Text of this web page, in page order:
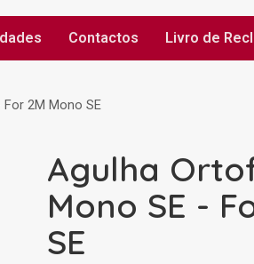
Contactos Livro de
2M Mono SE
Agulha
Mono SE -
SE